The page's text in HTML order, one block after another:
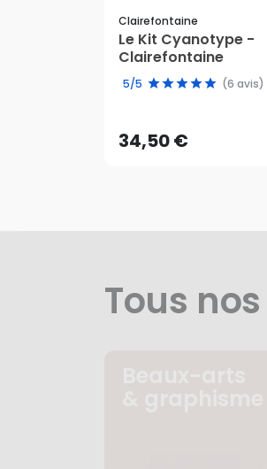
Clairefontaine
Le Kit Cyanotype -
Clairefontaine
5/5 (6 avis)
34,50 €
34,50 €
AJOUTER AU
Tous nos